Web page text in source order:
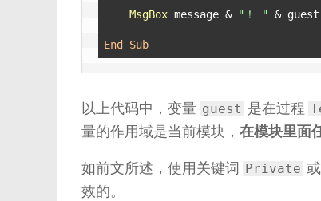
MsgBox message & "！ " & guest
End Sub
以上代码中，变量 guest 是在过程
量的作用域是当前模块， 在模块里面
如前文所述，使用关键词 Private 或
效的。